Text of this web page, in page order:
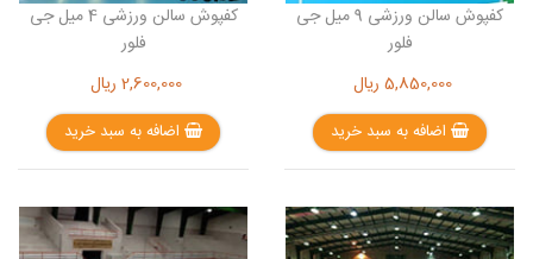
کفپوش سالن ورزشی 9 میل جی
فلور
5,850,000 ریال
اضافه به سبد خرید
کفپوش سالن ورزشی 4 میل جی
فلور
2,600,000 ریال
اضافه به سبد خرید